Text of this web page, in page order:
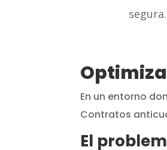
segura.
En un entorno
Contratos
El